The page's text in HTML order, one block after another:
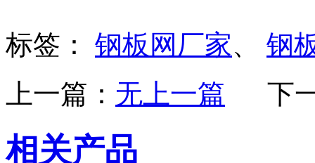
标签： 钢板网厂家、 钢
上一篇： 无上一篇 下
相关产品